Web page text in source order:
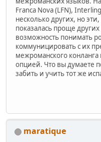
Franca Nova (LFN),
несколько других, но
показалась проще
возможность понимать
коммуницировать с их
межроманского конланга
опцией. Что вы думаете
забить и учить тот же
maratique